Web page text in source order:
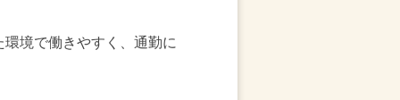
境で働きやすく、通勤に